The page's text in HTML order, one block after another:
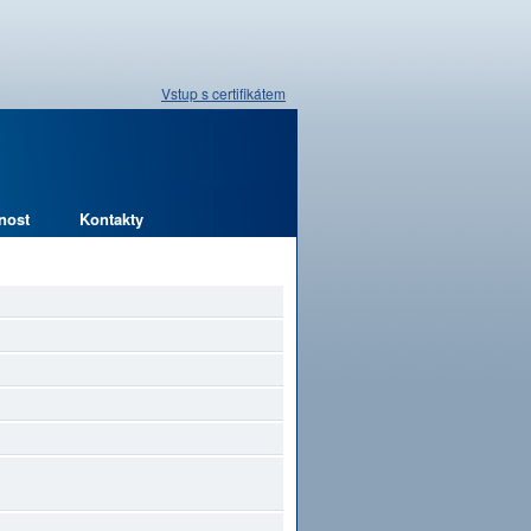
Vstup s certifikátem
Kontakty